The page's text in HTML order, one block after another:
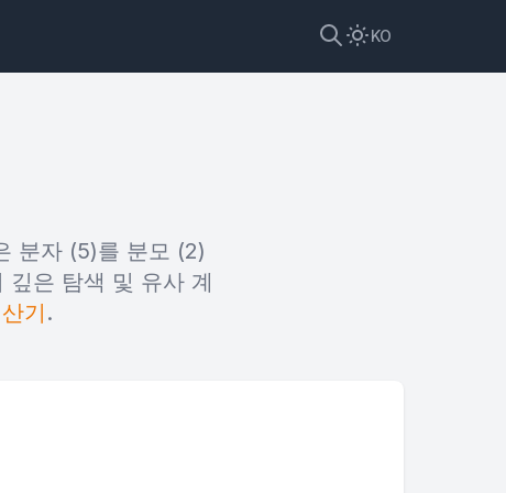
KO
분자 (5)를 분모 (2)
은 탐색 및 유사 계
기 .